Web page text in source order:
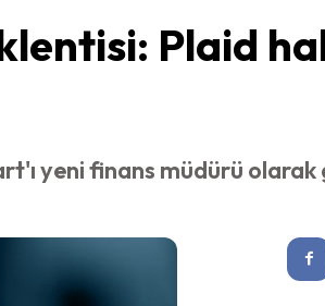
Plaid
yeni finans müdürü